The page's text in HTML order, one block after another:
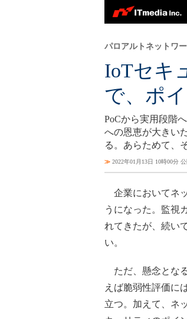
IoTセキ
で、ポ
パロアルトネットワ
PoCから実用段階
への恩恵が大きい
る。あらためて、
≫ 2022年01月13日 10時00分 公
企業においてネ
うになった。監視
れてきたが、続い
い。
ただ、懸念とな
えば脆弱性評価に
立つ。加えて、ネ